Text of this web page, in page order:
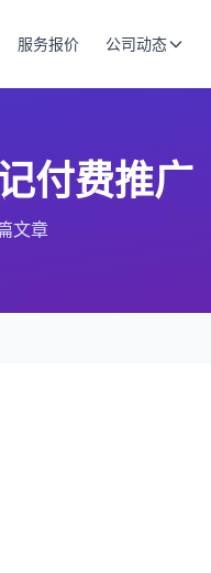
服务报价 公司动态
付费推广
文章